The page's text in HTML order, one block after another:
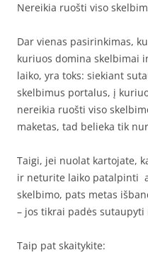
Nereikia ruošti viso
Dar vienas pasirinkimas,
kuriuos domina skelbimai
laiko, yra toks: siekiant
skelbimus portalus, į
nereikia ruošti viso
maketas, tad belieka tik
Taigi, jei nuolat kartojate,
ir neturite laiko patalpinti
skelbimo, pats metas
– jos tikrai padės
Taip pat skaitykite: